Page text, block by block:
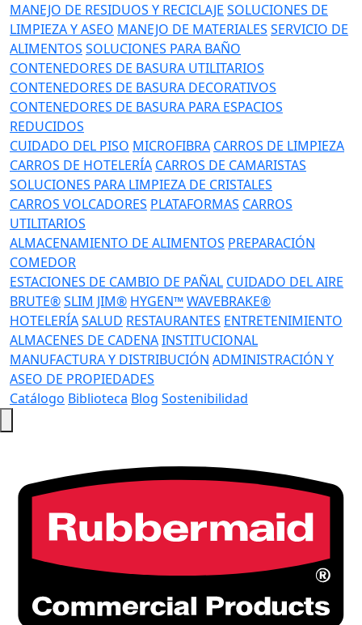
MANEJO DE RESIDUOS Y RECICLAJE SOLUCIONES DE
LIMPIEZA Y ASEO MANEJO DE MATERIALES SERVICIO DE
ALIMENTOS SOLUCIONES PARA BAÑO
CONTENEDORES DE BASURA UTILITARIOS
CONTENEDORES DE BASURA DECORATIVOS
CONTENEDORES DE BASURA PARA ESPACIOS
REDUCIDOS
CUIDADO DEL PISO MICROFIBRA CARROS DE LIMPIEZA
CARROS DE HOTELERÍA CARROS DE CAMARISTAS
SOLUCIONES PARA LIMPIEZA DE CRISTALES
CARROS VOLCADORES PLATAFORMAS CARROS
UTILITARIOS
ALMACENAMIENTO DE ALIMENTOS PREPARACIÓN
COMEDOR
ESTACIONES DE CAMBIO DE PAÑAL CUIDADO DEL AIRE
BRUTE®SLIM JIM® HYGEN™WAVEBRAKE®
HOTELERÍASALUD RESTAURANTES ENTRETENIMIENTO
ALMACENES DE CADENAINSTITUCIONAL
MANUFACTURA Y DISTRIBUCIÓN ADMINISTRACIÓN Y
ASEO DE PROPIEDADES
Catálogo Biblioteca Blog Sostenibilidad